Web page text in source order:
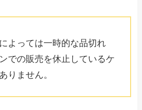
よっては一時的な品切れ
での販売を休止しているケ
りません。